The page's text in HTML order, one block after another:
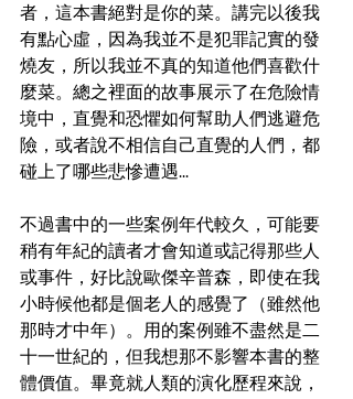
者，這本書絕對是你的菜。講完以後我
有點心虛，因為我並不是犯罪記實的發
燒友，所以我並不真的知道他們喜歡什
麼菜。總之裡面的故事展示了在危險情
境中，直覺和恐懼如何幫助人們逃避危
險，或者說不相信自己直覺的人們，都
碰上了哪些悲慘遭遇...
不過書中的一些案例年代較久，可能要
稍有年紀的讀者才會知道或記得那些人
或事件，好比說歐傑辛普森，即使在我
小時候他都是個老人的感覺了（雖然他
那時才中年）。用的案例雖不盡然是二
十一世紀的，但我想那不影響本書的整
體價值。畢竟就人類的演化歷程來說，